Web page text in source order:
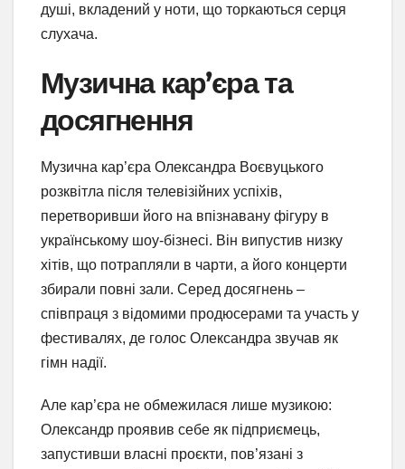
душі, вкладений у ноти, що торкаються серця
слухача.
Музична кар’єра та
досягнення
Музична кар’єра Олександра Воєвуцького
розквітла після телевізійних успіхів,
перетворивши його на впізнавану фігуру в
українському шоу-бізнесі. Він випустив низку
хітів, що потрапляли в чарти, а його концерти
збирали повні зали. Серед досягнень –
співпраця з відомими продюсерами та участь у
фестивалях, де голос Олександра звучав як
гімн надії.
Але кар’єра не обмежилася лише музикою:
Олександр проявив себе як підприємець,
запустивши власні проєкти, пов’язані з